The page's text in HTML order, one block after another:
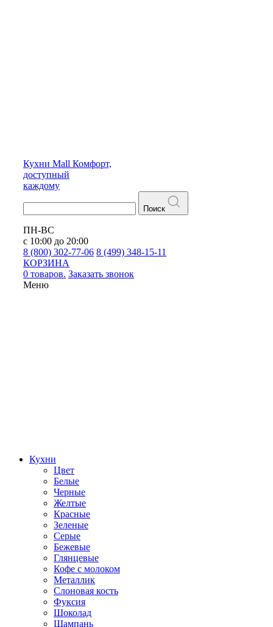
Кухни Mall Комфорт,
доступный
каждому
Поиск
ПН-ВС
с 10:00 до 20:00
8 (800) 302-77-06 8 (499) 348-15-11
КОРЗИНА
0 товаров. Заказать звонок
Меню
Кухни
Цвет
Белые
Черные
Желтые
Красные
Зеленые
Серые
Бежевые
Глянцевые
Кофе с молоком
Металлик
Слоновая кость
Фуксия
Шоколад
Шампань